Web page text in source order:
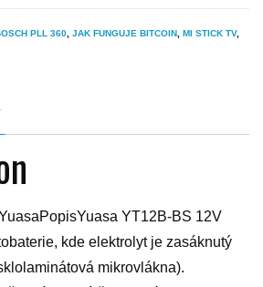
PLL 360, JAK FUNGUJE BITCOIN, MI STICK TV,
YT12B-BS 12V
kde elektrolyt je zasáknutý
mikrovlákna).